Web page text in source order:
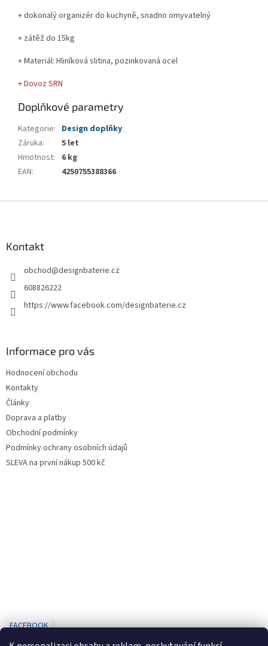
+ dokonalý organizér do kuchyně, snadno omyvatelný
+ zátěž do 15kg
+ Materiál: Hliníková slitina, pozinkovaná ocel
+ Dovoz SRN
Doplňkové parametry
Kategorie: Design doplňky
Záruka:
5 let
Hmotnost:
6 kg
EAN: 4250755388366
Kontakt
obchod@designbaterie.cz
608826222
https://www.facebook.com/designbaterie.cz
Informace pro vás
Hodnocení obchodu
Kontakty
Články
Doprava a platby
Obchodní podmínky
Podmínky ochrany osobních údajů
SLEVA na první nákup 500 kč
FACEBOOK